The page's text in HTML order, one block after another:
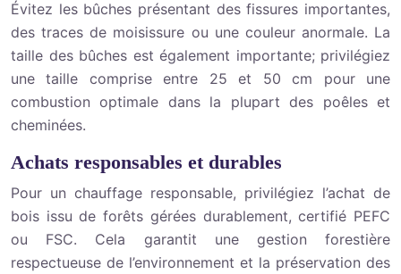
Évitez les bûches présentant des fissures importantes,
des traces de moisissure ou une couleur anormale. La
taille des bûches est également importante; privilégiez
une taille comprise entre 25 et 50 cm pour une
combustion optimale dans la plupart des poêles et
cheminées.
Achats responsables et durables
Pour un chauffage responsable, privilégiez l’achat de
bois issu de forêts gérées durablement, certifié PEFC
ou FSC. Cela garantit une gestion forestière
respectueuse de l’environnement et la préservation des